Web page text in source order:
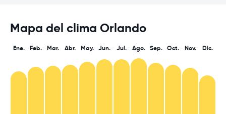
Mapa del clima Orlando
Ene. Feb. Mar. Abr. May. Jun. Jul. Ago. Sep. Oct. Nov. Dic.